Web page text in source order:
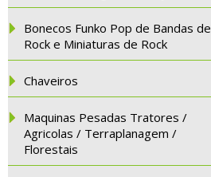
Bonecos Funko Pop de Bandas de
Rock e Miniaturas de Rock
Chaveiros
Maquinas Pesadas Tratores /
Agricolas / Terraplanagem /
Florestais